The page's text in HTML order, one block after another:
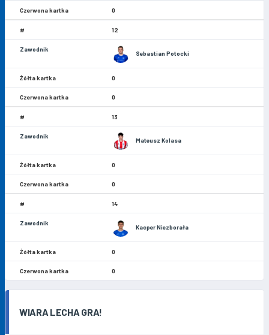
0
12
Sebastian Potocki
0
0
13
Mateusz Kolasa
0
0
14
Kacper Niezborała
0
0
WIARA LECHA GRA!